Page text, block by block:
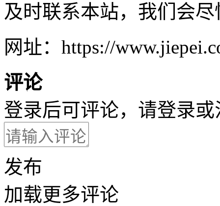
及时联系本站，我们会
网址：https://
评论
登录后可评论，请登录或
发布
加载更多评论